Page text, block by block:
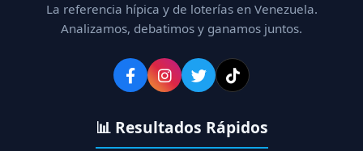
La referencia hípica y de loterías en Venezuela.
Analizamos, debatimos y ganamos juntos.
📊 Resultados Rápidos